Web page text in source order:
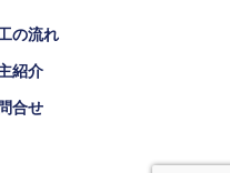
の流れ
紹介
合せ